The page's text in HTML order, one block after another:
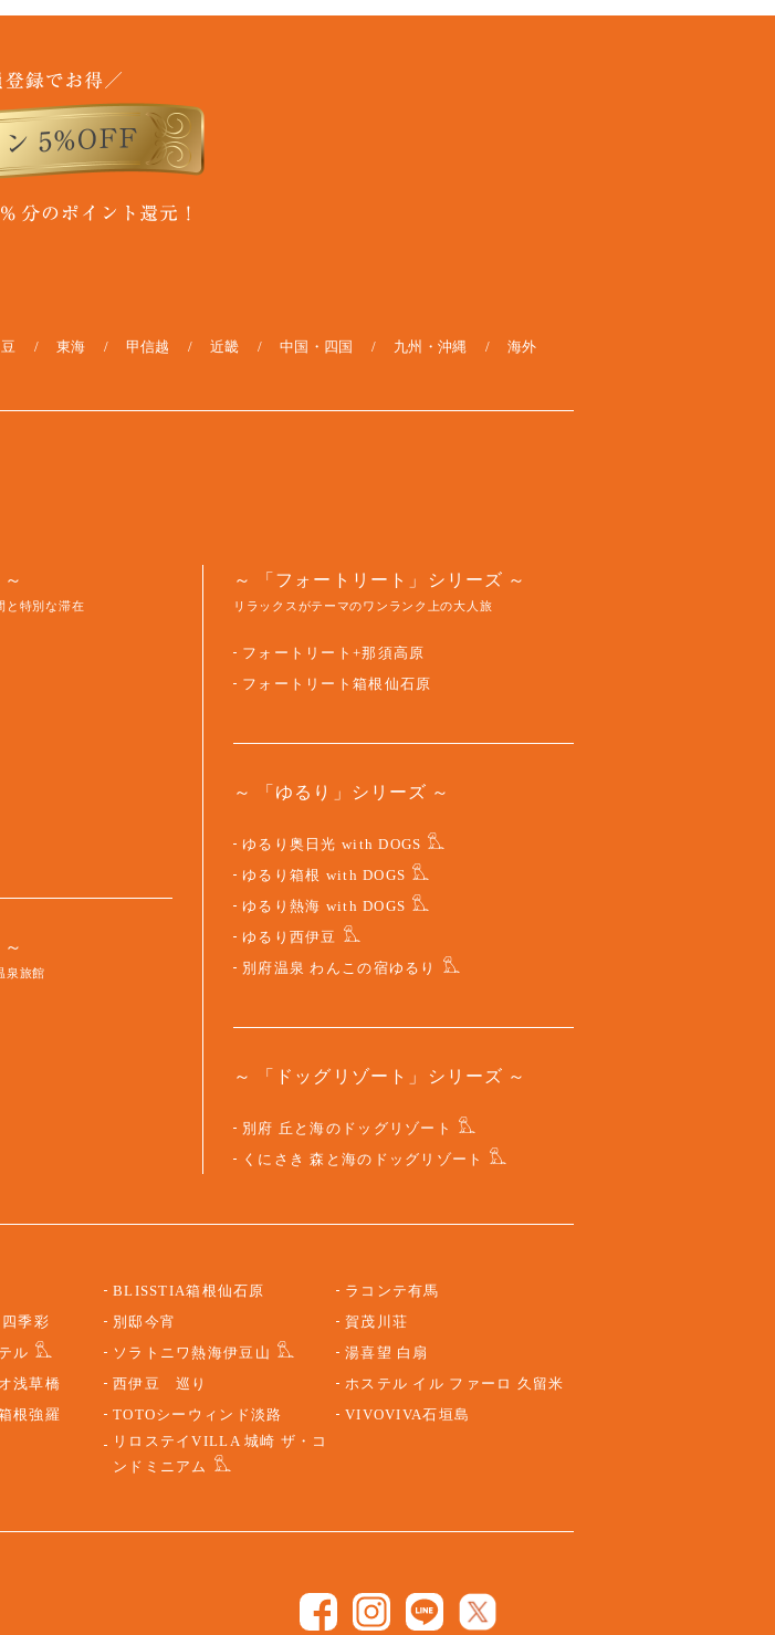
東海 甲信越 近畿 中国・四国 九州・沖縄 海外
と特別な滞在
泉旅館
「フォートリート」シリーズ
リラックスがテーマのワンランク上の大人旅
フォートリート+那須高原
フォートリート箱根仙石原
「ゆるり」シリーズ
ゆるり奥日光 with DOGS
ゆるり箱根 with DOGS
ゆるり熱海 with DOGS
ゆるり西伊豆
別府温泉 わんこの宿ゆるり
「ドッグリゾート」シリーズ
別府 丘と海のドッグリゾート
くにさき 森と海のドッグリゾート
季彩
ル
浅草橋
根強羅
BLISSTIA箱根仙石原
別邸今宵
ソラトニワ熱海伊豆山
西伊豆 巡り
TOTOシーウィンド淡路
リロステイVILLA 城崎 ザ・コ
ンドミニアム
ラコンテ有馬
賀茂川荘
湯喜望 白扇
ホステル イル ファーロ 久留米
VIVOVIVA石垣島